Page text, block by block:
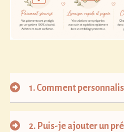
1. Comment
2. Puis-je ajouter un